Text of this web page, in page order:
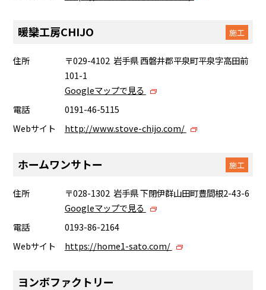
暖欒工房CHIJO 施工
住所
〒029-4102 岩手県 西磐井郡平泉町平泉字高田前
101-1
Googleマップで見る
電話
0191-46-5115
Webサイト
http://www.stove-chijo.com/
ホームワンサトー 施工
住所
〒028-1302 岩手県 下閉伊群山田町豊間根2-43-6
Googleマップで見る
電話
0193-86-2164
Webサイト
https://home1-sato.com/
ヨンボファクトリー